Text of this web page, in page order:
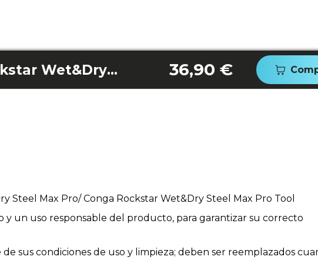
Depósito 30l Conga Rockstar Wet&Dry Steel Max Pro 36,90 €
Steel Max Pro/ Conga Rockstar Wet&Dry Steel Max Pro Tool
un uso responsable del producto, para garantizar su correcto
sus condiciones de uso y limpieza; deben ser reemplazados